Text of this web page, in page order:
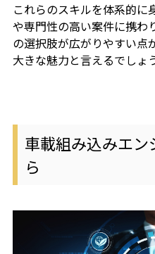
これらのスキルを体系的に
や専門性の高い案件に携わ
の選択肢が広がりやすい点
大きな魅力と言えるでしょ
車載組み込みエン
ら